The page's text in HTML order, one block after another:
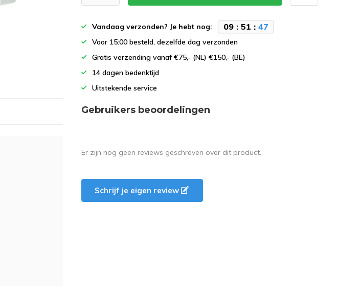
Vandaag verzonden? Je hebt nog: 09: 51 : 47
Voor 15:00 besteld, dezelfde dag verzonden
Gratis verzending vanaf €75,- (NL) €150,- (BE)
14 dagen bedenktijd
Uitstekende service
Gebruikers beoordelingen
Er zijn nog geen reviews geschreven over dit product.
Schrijf je eigen review